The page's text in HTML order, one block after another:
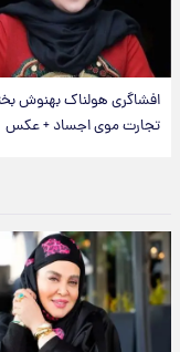
افشاگری هولناک بهنوش
تجارت موی اجساد + عکس